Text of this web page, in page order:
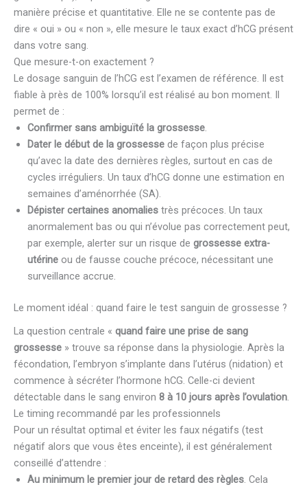
manière précise et quantitative. Elle ne se contente pas de
dire « oui » ou « non », elle mesure le taux exact d’hCG présent
dans votre sang.
Que mesure-t-on exactement ?
Le dosage sanguin de l’hCG est l’examen de référence. Il est
fiable à près de 100% lorsqu’il est réalisé au bon moment. Il
permet de :
Confirmer sans ambiguïté la grossesse.
Dater le début de la grossesse de façon plus précise
qu’avec la date des dernières règles, surtout en cas de
cycles irréguliers. Un taux d’hCG donne une estimation en
semaines d’aménorrhée (SA).
Dépister certaines anomalies très précoces. Un taux
anormalement bas ou qui n’évolue pas correctement peut,
par exemple, alerter sur un risque de grossesse extra-
utérine ou de fausse couche précoce, nécessitant une
surveillance accrue.
Le moment idéal : quand faire le test sanguin de grossesse ?
La question centrale « quand faire une prise de sang
grossesse » trouve sa réponse dans la physiologie. Après la
fécondation, l’embryon s’implante dans l’utérus (nidation) et
commence à sécréter l’hormone hCG. Celle-ci devient
détectable dans le sang environ 8 à 10 jours après l’ovulation.
Le timing recommandé par les professionnels
Pour un résultat optimal et éviter les faux négatifs (test
négatif alors que vous êtes enceinte), il est généralement
conseillé d’attendre :
Au minimum le premier jour de retard des règles. Cela